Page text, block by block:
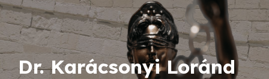
Dr. Karácsonyi Loránd